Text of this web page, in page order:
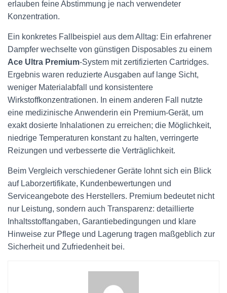
erlauben feine Abstimmung je nach verwendeter
Konzentration.
Ein konkretes Fallbeispiel aus dem Alltag: Ein erfahrener
Dampfer wechselte von günstigen Disposables zu einem
Ace Ultra Premium-System mit zertifizierten Cartridges.
Ergebnis waren reduzierte Ausgaben auf lange Sicht,
weniger Materialabfall und konsistentere
Wirkstoffkonzentrationen. In einem anderen Fall nutzte
eine medizinische Anwenderin ein Premium-Gerät, um
exakt dosierte Inhalationen zu erreichen; die Möglichkeit,
niedrige Temperaturen konstant zu halten, verringerte
Reizungen und verbesserte die Verträglichkeit.
Beim Vergleich verschiedener Geräte lohnt sich ein Blick
auf Laborzertifikate, Kundenbewertungen und
Serviceangebote des Herstellers. Premium bedeutet nicht
nur Leistung, sondern auch Transparenz: detaillierte
Inhaltsstoffangaben, Garantiebedingungen und klare
Hinweise zur Pflege und Lagerung tragen maßgeblich zur
Sicherheit und Zufriedenheit bei.